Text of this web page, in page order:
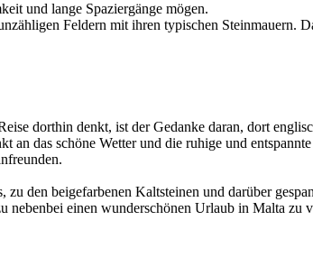
und lange Spaziergänge mögen.
Feldern mit ihren typischen Steinmauern.
dorthin denkt, ist der Gedanke daran, dort
an das schöne Wetter und die ruhige und
den beigefarbenen Kaltsteinen und darüber
nebenbei einen wunderschönen Urlaub in Malta zu